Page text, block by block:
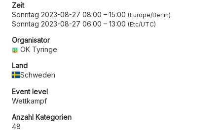
Zeit
Sonntag 2023-08-27 08:00 – 15:00 Europe/Berlin
Sonntag 2023-08-27 06:00 – 13:00 Etc/UTC
Organisator
OK Tyringe
Land
Schweden
Event level
Wettkampf
Anzahl Kategorien
48